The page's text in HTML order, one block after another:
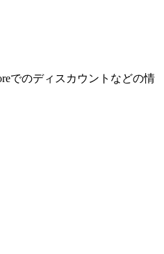
でのディスカウントなどの情